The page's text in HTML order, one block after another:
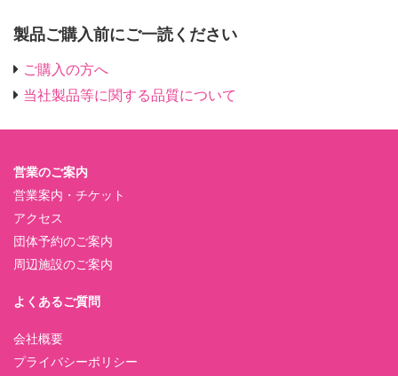
製品ご購入前にご一読ください
ご購入の方へ
当社製品等に関する品質について
営業のご案内
営業案内・チケット
アクセス
団体予約のご案内
周辺施設のご案内
よくあるご質問
会社概要
プライバシーポリシー